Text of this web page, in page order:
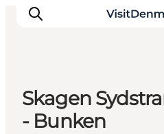
Inspirasjon
Skagen
- Bunken